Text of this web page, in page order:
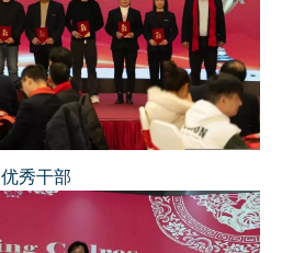
优秀干部